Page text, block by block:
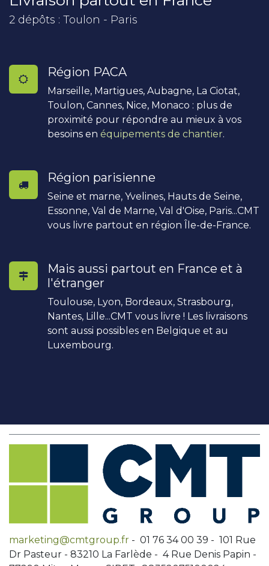
2 dépôts : Toulon - Paris
Région PACA
Marseille, Martigues, Aubagne, La Ciotat,
Toulon, Cannes, Nice, Monaco : plus de
proximité pour répondre au mieux à vos
besoins en équipements de chantier.
Région parisienne
Seine et marne, Yvelines, Hauts de Seine,
Essonne, Val de Marne, Val d'Oise, Paris...CMT
vous livre partout en région Île-de-France.
Mais aussi partout en France et à
l'étranger
Toulouse, Lyon, Bordeaux, Strasbourg,
Nantes, Lille...CMT vous livre ! Les livraisons
sont aussi possibles en Belgique et au
Luxembourg.
marketing@cmtgroup.fr - 01 76 34 00 39 - 101 Rue
Dr Pasteur - 83210 La Farlède - 4 Rue Denis Papin -